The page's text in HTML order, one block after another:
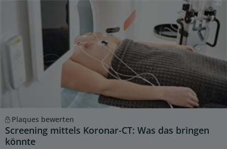
Plaques bewerten
Screening mittels Koronar-CT: Was das bringen
könnte